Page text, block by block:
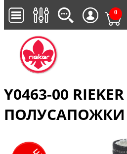
0
Y0463-00 RIEKER